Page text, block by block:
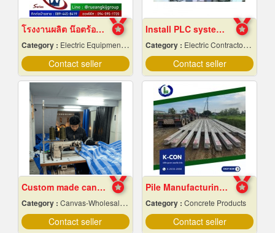
โรงงานผลิต น๊อตร้อยเสาไฟฟ้า ราคา
Category : Electric Equipment & Supplies-Wholesale & Manufacturers
Contact seller
Install PLC system Rayong
Category : Electric Contractors-Industrial & Residential
Contact seller
Custom made canvas production
Category : Canvas-Wholesale & Manufacturers
Contact seller
Pile Manufacturing Factory, Samut Prakan
Category : Concrete Products
Contact seller